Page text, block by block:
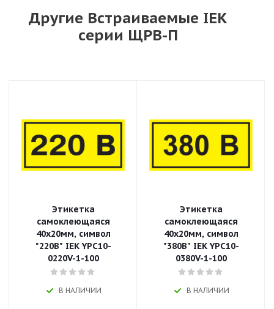
Другие Встраиваемые IEK
серии ЩРВ-П
Этикетка
самоклеющаяся
40х20мм, символ
"220В" IEK YPC10-
0220V-1-100
В НАЛИЧИИ
Этикетка
самоклеющаяся
40х20мм, символ
"380В" IEK YPC10-
0380V-1-100
В НАЛИЧИИ